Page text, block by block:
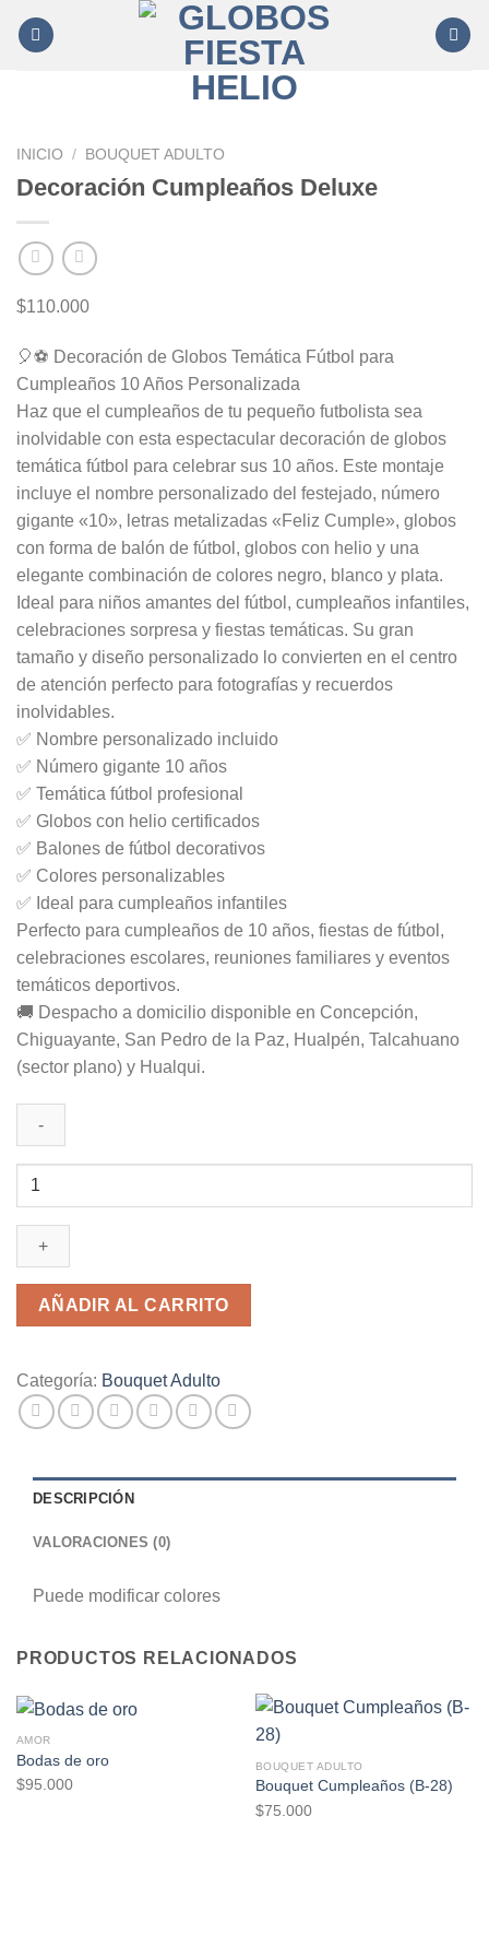
INICIO / BOUQUET ADULTO
Decoración Cumpleaños Deluxe
$110.000
🎈⚽ Decoración de Globos Temática Fútbol para
Cumpleaños 10 Años Personalizada
Haz que el cumpleaños de tu pequeño futbolista sea
inolvidable con esta espectacular decoración de globos
temática fútbol para celebrar sus 10 años. Este montaje
incluye el nombre personalizado del festejado, número
gigante «10», letras metalizadas «Feliz Cumple», globos
con forma de balón de fútbol, globos con helio y una
elegante combinación de colores negro, blanco y plata.
Ideal para niños amantes del fútbol, cumpleaños infantiles,
celebraciones sorpresa y fiestas temáticas. Su gran
tamaño y diseño personalizado lo convierten en el centro
de atención perfecto para fotografías y recuerdos
inolvidables.
✅ Nombre personalizado incluido
✅ Número gigante 10 años
✅ Temática fútbol profesional
✅ Globos con helio certificados
✅ Balones de fútbol decorativos
✅ Colores personalizables
✅ Ideal para cumpleaños infantiles
Perfecto para cumpleaños de 10 años, fiestas de fútbol,
celebraciones escolares, reuniones familiares y eventos
temáticos deportivos.
🚚 Despacho a domicilio disponible en Concepción,
Chiguayante, San Pedro de la Paz, Hualpén, Talcahuano
(sector plano) y Hualqui.
Decoración
Deluxe
cantidad
AÑADIR AL CARRITO
Categoría: Bouquet Adulto
DESCRIPCIÓN
VALORACIONES (0)
Puede modificar colores
PRODUCTOS RELACIONADOS
AMOR
Bodas de oro
$95.000
BOUQUET ADULTO
Bouquet Cumpleaños (B-28)
$75.000